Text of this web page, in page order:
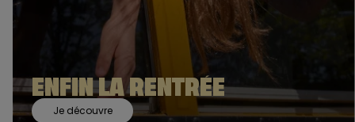
ENFIN LA RENTRÉE
Je découvre